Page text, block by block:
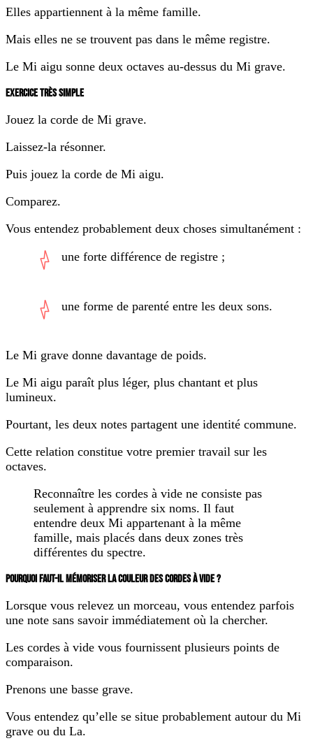
Elles appartiennent à la même famille.
Mais elles ne se trouvent pas dans le même registre.
Le Mi aigu sonne deux octaves au-dessus du Mi grave.
EXERCICE TRÈS SIMPLE
Jouez la corde de Mi grave.
Laissez-la résonner.
Puis jouez la corde de Mi aigu.
Comparez.
Vous entendez probablement deux choses simultanément :
une forte différence de registre ;
une forme de parenté entre les deux sons.
Le Mi grave donne davantage de poids.
Le Mi aigu paraît plus léger, plus chantant et plus
lumineux.
Pourtant, les deux notes partagent une identité commune.
Cette relation constitue votre premier travail sur les
octaves.
Reconnaître les cordes à vide ne consiste pas
seulement à apprendre six noms. Il faut
entendre deux Mi appartenant à la même
famille, mais placés dans deux zones très
différentes du spectre.
POURQUOI FAUT-IL MÉMORISER LA COULEUR DES CORDES À VIDE ?
Lorsque vous relevez un morceau, vous entendez parfois
une note sans savoir immédiatement où la chercher.
Les cordes à vide vous fournissent plusieurs points de
comparaison.
Prenons une basse grave.
Vous entendez qu’elle se situe probablement autour du Mi
grave ou du La.